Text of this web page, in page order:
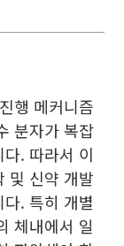
행 메커니즘
분자가 복잡
. 따라서 이
및 신약 개발
. 특히 개별
체내에서 일